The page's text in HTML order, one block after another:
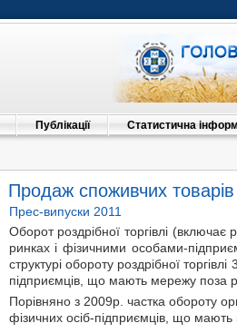
Публікації Статистична
Продаж споживчих товарів
Прес-випуски 2011
Оборот роздрібної торгівлі
ринках і фізичними особами-
структурі обороту роздрібної
підприємців, що мають мережу поза
Порівняно з 2009р. частка обороту
фізичних осіб-підприємців, що